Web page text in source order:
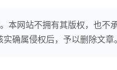
本网站不拥有其版权，也不
确属侵权后，予以删除文章